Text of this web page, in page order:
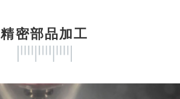
精密部品加工